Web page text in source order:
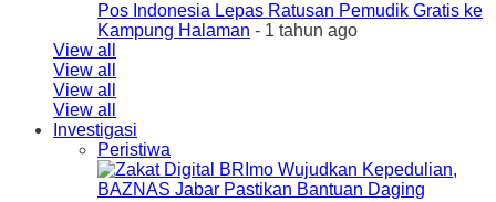
Pos Indonesia Lepas Ratusan Pemudik Gratis ke
Kampung Halaman - 1 tahun ago
View all
View all
View all
View all
Investigasi
Peristiwa